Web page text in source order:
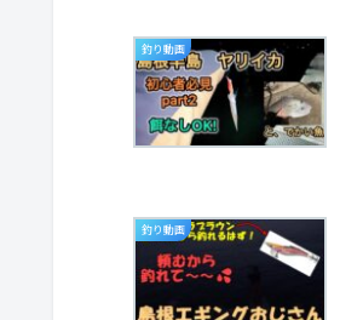
釣り動画
釣り動画